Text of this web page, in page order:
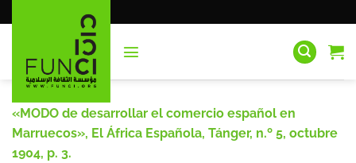
al
«MODO de desarrollar el comercio español en
Marruecos», El África Española, Tánger, n.º 5, octubre
1904, p. 3.